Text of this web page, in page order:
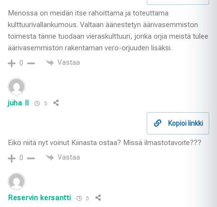
Menossa on meidän itse rahoittama ja toteuttama
kulttuurivallankumous. Valtaan äänestetyn äärivasemmiston
toimesta tänne tuodaan vieraskulttuuri, jonka orjia meistä tulee
äärivasemmiston rakentaman vero-orjuuden lisäksi.
0 Vastaa
juha II 5
Kopioi linkki
Eikö niitä nyt voinut Kiinasta ostaa? Missä ilmastotavoite???
0 Vastaa
Reservin kersantti 5